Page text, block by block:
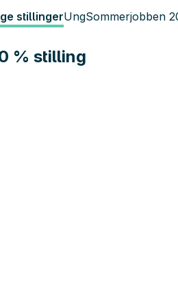
stillingerUngSommerjobben
% stilling